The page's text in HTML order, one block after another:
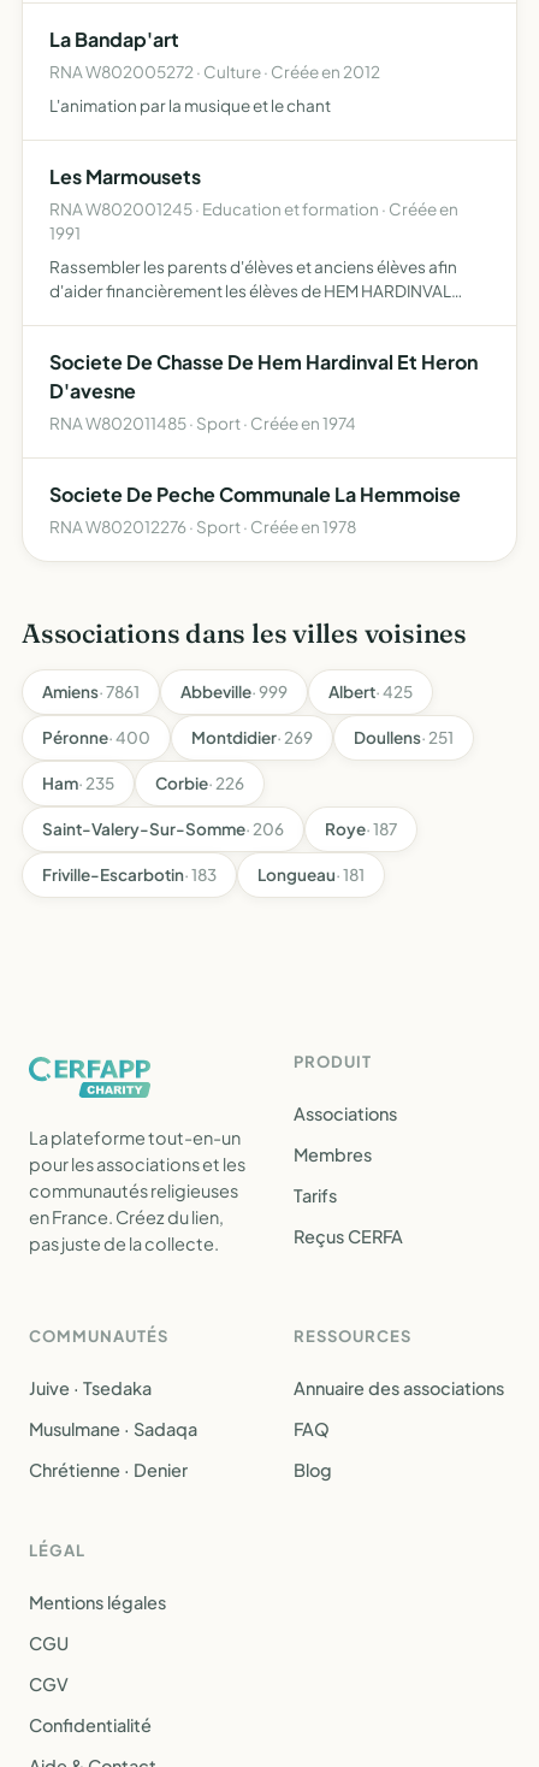
La Bandap'art
RNA W802005272 · Culture · Créée en 2012
L'animation par la musique et le chant
Les Marmousets
RNA W802001245 · Education et formation · Créée en
1991
Rassembler les parents d'élèves et anciens élèves afin
d'aider financièrement les élèves de HEM HARDINVAL
Societe De Chasse De Hem Hardinval Et Heron
D'avesne
RNA W802011485 · Sport · Créée en 1974
Societe De Peche Communale La Hemmoise
RNA W802012276 · Sport · Créée en 1978
Associations dans les villes voisines
Amiens· 7861 Abbeville· 999 Albert· 425
Péronne· 400 Montdidier· 269 Doullens· 251
Ham· 235 Corbie· 226
Saint-Valery-Sur-Somme· 206 Roye· 187
Friville-Escarbotin· 183 Longueau· 181
La plateforme tout-en-un
pour les associations et les
communautés religieuses
en France. Créez du lien,
pas juste de la collecte.
PRODUIT
Associations
Membres
Tarifs
Reçus CERFA
COMMUNAUTÉS
Juive · Tsedaka
Musulmane · Sadaqa
Chrétienne · Denier
RESSOURCES
Annuaire des associations
FAQ
Blog
LÉGAL
Mentions légales
CGU
CGV
Confidentialité